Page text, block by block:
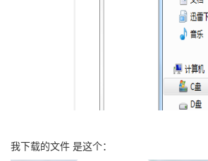
我下载的文件 是这个：